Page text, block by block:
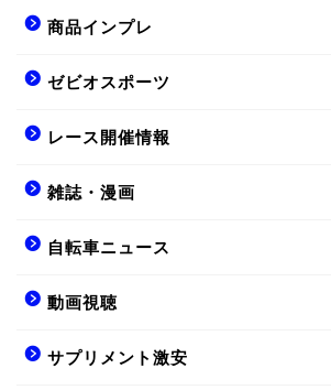
商品インプレ
ゼビオスポーツ
レース開催情報
雑誌・漫画
自転車ニュース
動画視聴
サプリメント激安